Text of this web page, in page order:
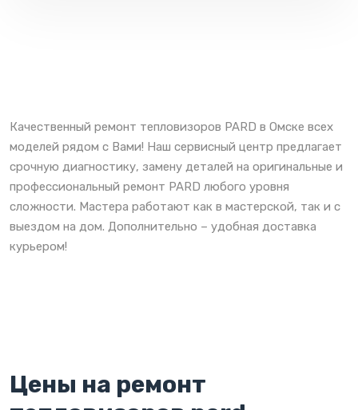
Качественный ремонт тепловизоров PARD в Омске всех
моделей рядом с Вами! Наш сервисный центр предлагает
срочную диагностику, замену деталей на оригинальные и
профессиональный ремонт PARD любого уровня
сложности. Мастера работают как в мастерской, так и с
выездом на дом. Дополнительно – удобная доставка
курьером!
Цены на ремонт